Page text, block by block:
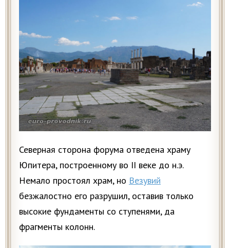
Северная сторона форума отведена храму
Юпитера, построенному во II веке до н.э.
Немало простоял храм, но Везувий
безжалостно его разрушил, оставив только
высокие фундаменты со ступенями, да
фрагменты колонн.